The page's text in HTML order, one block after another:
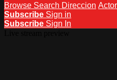
Browse Search Direccion
Subscribe Sign in
Subscribe Sign In